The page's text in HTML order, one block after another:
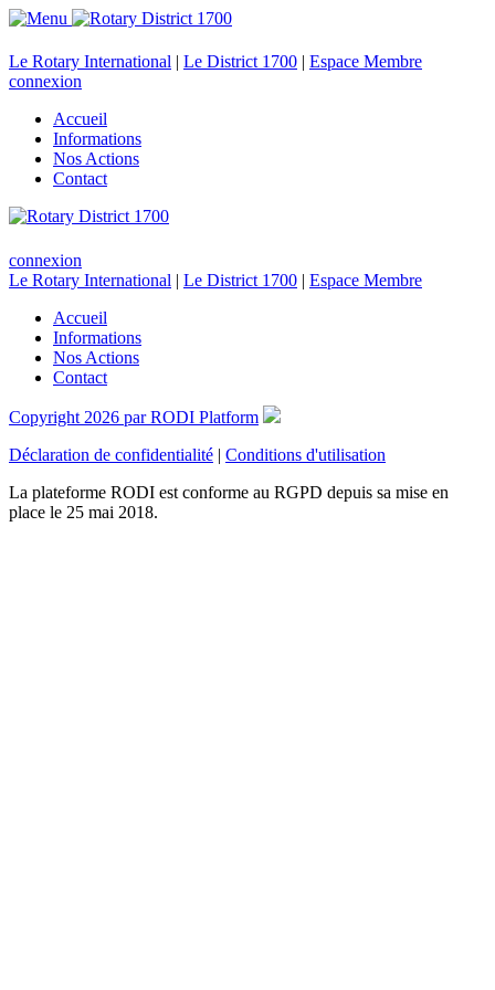
Le Rotary International | Le District 1700 | Espace Membre
connexion
Accueil
Informations
Nos Actions
Contact
connexion
Le Rotary International | Le District 1700 | Espace Membre
Accueil
Informations
Nos Actions
Contact
Copyright 2026 par RODI Platform
Déclaration de confidentialité | Conditions d'utilisation
La plateforme RODI est conforme au RGPD depuis sa mise en
place le 25 mai 2018.